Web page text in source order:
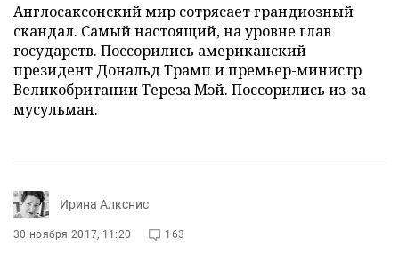
Англосаксонский мир сотрясает грандиозный
скандал. Самый настоящий, на уровне глав
государств. Поссорились американский
президент Дональд Трамп и премьер-министр
Великобритании Тереза Мэй. Поссорились из-за
мусульман.
Ирина Алкснис
30 ноября 2017, 11:20 163